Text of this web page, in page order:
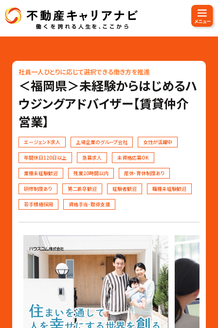
社員一人ひとりに応じて選択できる働き方を推進
＜福岡県＞未経験からはじめるハ
ウジングアドバイザー【賃貸仲介
営業】
エージェント求人 上場企業のグループ会社 女性が活躍中
年間休日120日以上 急募求人 未資格応募OK
業種未経験歓迎 残業20時間以内 産休･育休制度あり
研修制度あり 第二新卒歓迎 経験者歓迎 職種未経験歓迎
若手積極採用 資格手当･取得支援